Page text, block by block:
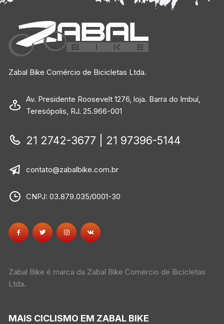
Zabal Bike Comércio de Bicicletas Ltda.
Av. Presidente Roosevelt 1276, loja. Barra do Imbuí,
Teresópolis, RJ. 25.966-001
21 2742-3677 | 21 97396-5144
contato@zabalbike.com.br
CNPJ: 03.879.035/0001-30
Zabal Bike é marca da Zabal Bike Comércio de Bicicletas
Ltda.
MAIS CICLISMO EM ZABAL BIKE